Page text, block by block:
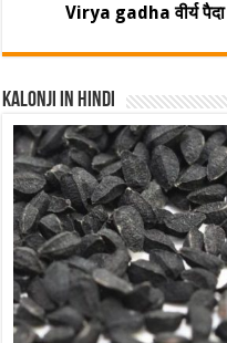
Virya gadha वीर्य पैदा
Kalonji In Hindi